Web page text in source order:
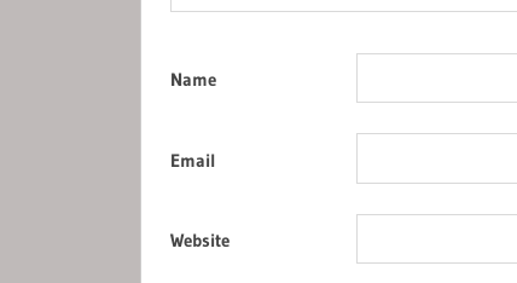
Name
Email
Website